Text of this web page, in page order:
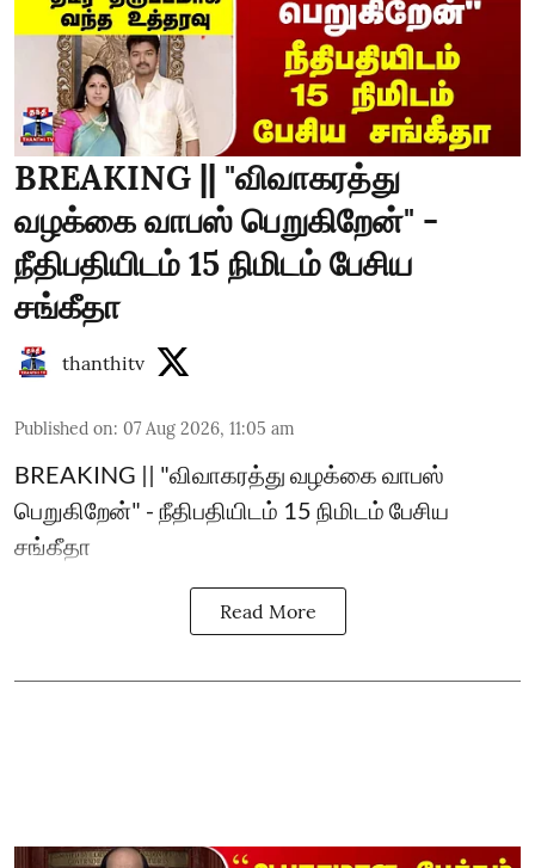
BREAKING || "விவாகரத்து
வழக்கை வாபஸ் பெறுகிறேன்" -
நீதிபதியிடம் 15 நிமிடம் பேசிய
சங்கீதா
thanthitv
Published on: 07 Aug 2026, 11:05 am
BREAKING || "விவாகரத்து வழக்கை வாபஸ்
பெறுகிறேன்" - நீதிபதியிடம் 15 நிமிடம் பேசிய
சங்கீதா
Read More